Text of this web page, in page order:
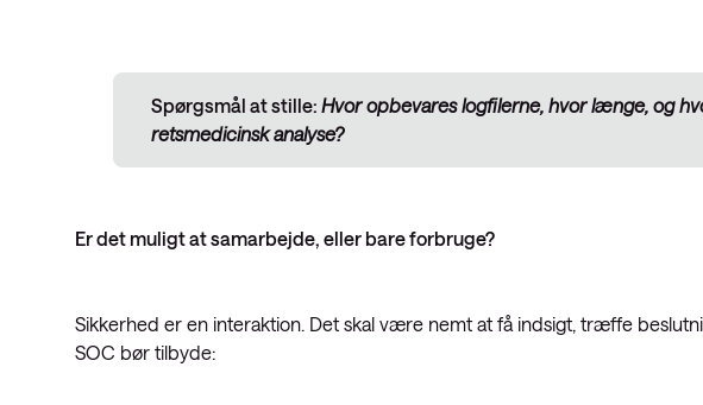
Spørgsmål at stille: Hvor opbevares logfilerne, hvor længe, og
retsmedicinsk analyse?
Er det muligt at samarbejde, eller bare forbruge?
Sikkerhed er en interaktion. Det skal være nemt at få indsigt, træffe
SOC bør tilbyde: